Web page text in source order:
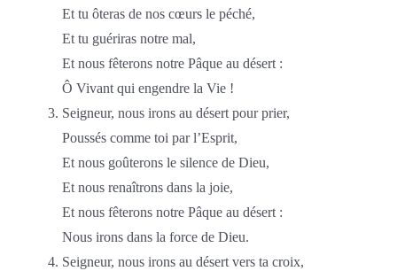
Et tu ôteras de nos cœurs le péché,
Et tu guériras notre mal,
Et nous fêterons notre Pâque au désert :
Ô Vivant qui engendre la Vie !
Seigneur, nous irons au désert pour prier,
Poussés comme toi par l’Esprit,
Et nous goûterons le silence de Dieu,
Et nous renaîtrons dans la joie,
Et nous fêterons notre Pâque au désert :
Nous irons dans la force de Dieu.
Seigneur, nous irons au désert vers ta croix,